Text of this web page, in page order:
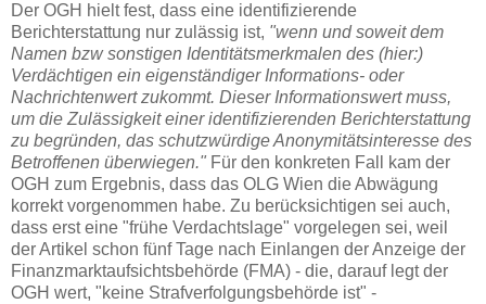
Der OGH hielt fest, dass eine identifizierende
Berichterstattung nur zulässig ist, "wenn und soweit dem
Namen bzw sonstigen Identitätsmerkmalen des (hier:)
Verdächtigen ein eigenständiger Informations- oder
Nachrichtenwert zukommt. Dieser Informationswert muss,
um die Zulässigkeit einer identifizierenden Berichterstattung
zu begründen, das schutzwürdige Anonymitätsinteresse des
Betroffenen überwiegen." Für den konkreten Fall kam der
OGH zum Ergebnis, dass das OLG Wien die Abwägung
korrekt vorgenommen habe. Zu berücksichtigen sei auch,
dass erst eine "frühe Verdachtslage" vorgelegen sei, weil
der Artikel schon fünf Tage nach Einlangen der Anzeige der
Finanzmarktaufsichtsbehörde (FMA) - die, darauf legt der
OGH wert, "keine Strafverfolgungsbehörde ist" -